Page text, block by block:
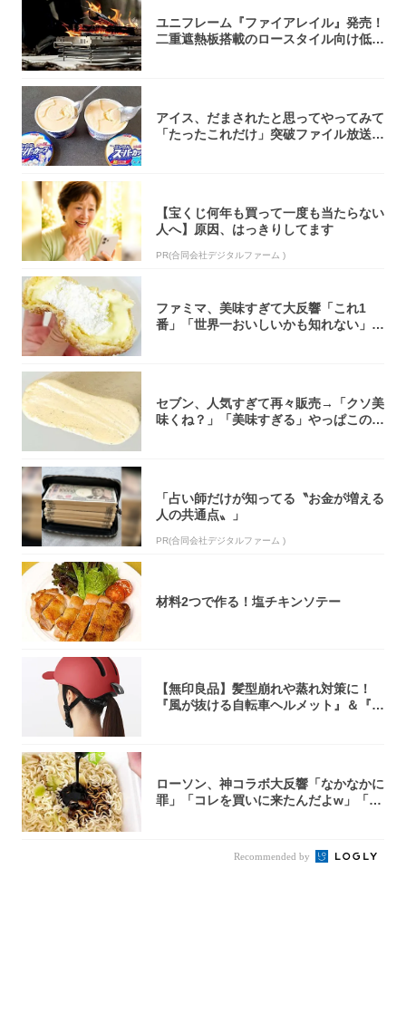
ユニフレーム『ファイアレイル』発売！
二重遮熱板搭載のロースタイル向け低型
アイス、だまされたと思ってやってみて
「たったこれだけ」突破ファイル放送で
【宝くじ何年も買って一度も当たらない
人へ】原因、はっきりしてます
PR(合同会社デジタルファーム )
ファミマ、美味すぎて大反響「これ1
番」「世界一おいしいかも知れない」
セブン、人気すぎて再々販売→「クソ美
味くね？」「美味すぎる」やっぱこのク
「占い師だけが知ってる〝お金が増える
人の共通点〟」
PR(合同会社デジタルファーム )
材料2つで作る！塩チキンソテー
【無印良品】髪型崩れや蒸れ対策に！
『風が抜ける自転車ヘルメット』＆『2
ローソン、神コラボ大反響「なかなかに
罪」「コレを買いに来たんだよw」「３
Recommended by